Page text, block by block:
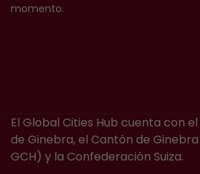
momento.
El Global Cities Hub cuenta con
de Ginebra, el Cantón de
GCH) y la Confederación Suiza.